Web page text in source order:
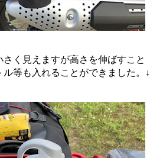
さく見えますが高さを伸ばすこと
等も入れることができました。↓